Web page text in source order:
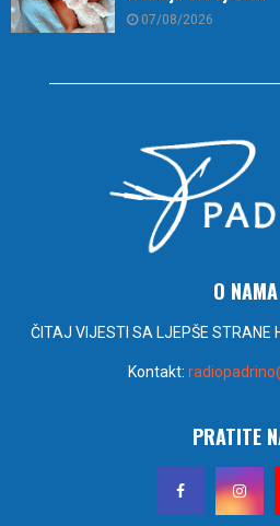
07/08/2026
O NAMA
ČITAJ VIJESTI SA LJEPŠE STRANE
Kontakt:
PRATITE